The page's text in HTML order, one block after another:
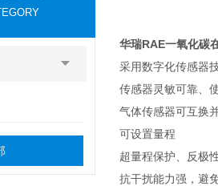
华瑞RAE一氧化碳
采用数字化传感器
传感器灵敏可靠、
气体传感器可互换
可设置量程
超量程保护、反极
抗干扰能力强，避